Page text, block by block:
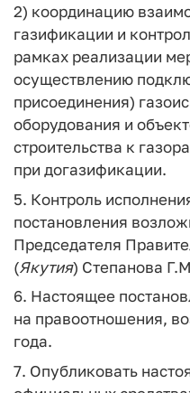
2) координацию
газификации и
рамках реализации
осуществлению
присоединения)
оборудования и
строительства к
при догазификации.
5. Контроль
постановления
Председателя
(Якутия) Степанова
6. Настоящее
на правоотношения,
года.
7. Опубликовать